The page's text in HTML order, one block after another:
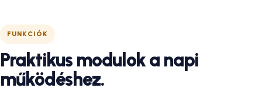
FUNKCIÓK
Praktikus modulok a napi
működéshez.